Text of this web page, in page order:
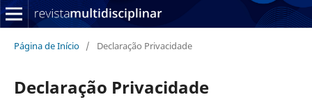
Página de Início / Declaração Privacidade
Declaração Privacidade